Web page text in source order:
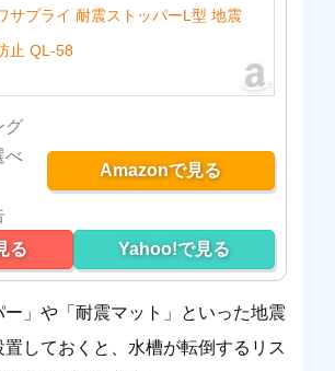
サプライ 耐震ストッパーL型 地震
止 QL-58
グ
べ
Amazonで見る
る Yahoo!で見る
ー」や「耐震マット」といった地震
しておくと、水槽が転倒するリス